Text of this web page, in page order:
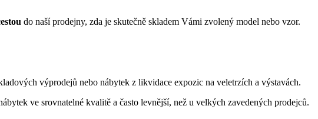
do naší prodejny, zda je skutečně skladem Vámi zvolený model nebo vzor.
výprodejů nebo nábytek z likvidace expozic na veletrzích a výstavách.
ve srovnatelné kvalitě a často levnější, než u velkých zavedených prodejců.